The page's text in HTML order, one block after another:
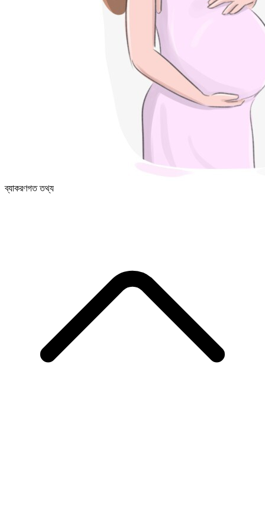
ব্যাকরণগত তথ্য